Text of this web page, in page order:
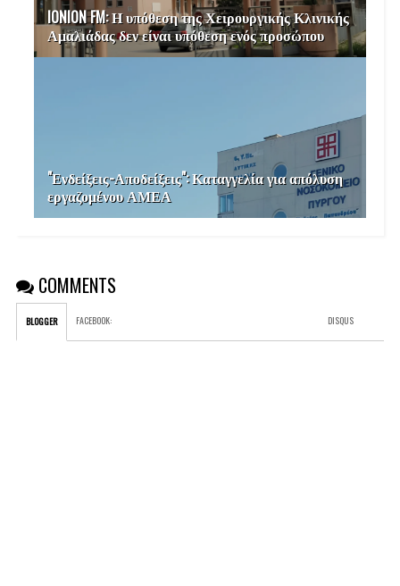
IONION FM: Η υπόθεση της Χειρουργικής Κλινικής
Αμαλιάδας δεν είναι υπόθεση ενός προσώπου
"Ενδείξεις-Αποδείξεις": Καταγγελία για απόλυση
εργαζομένου ΑΜΕΑ
COMMENTS
BLOGGER FACEBOOK: DISQUS